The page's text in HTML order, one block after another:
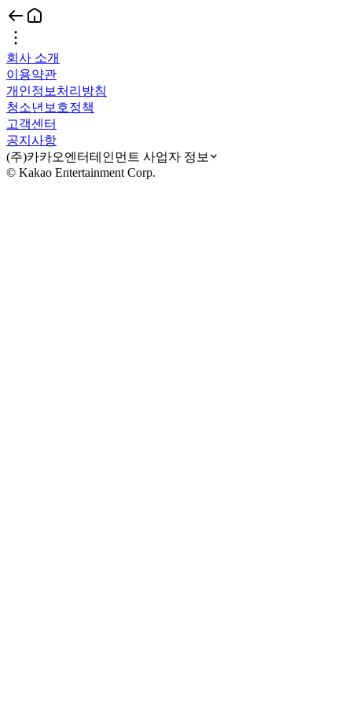
회사 소개
이용약관
개인정보처리방침
청소년보호정책
고객센터
공지사항
(주)카카오엔터테인먼트 사업자 정보
© Kakao Entertainment Corp.